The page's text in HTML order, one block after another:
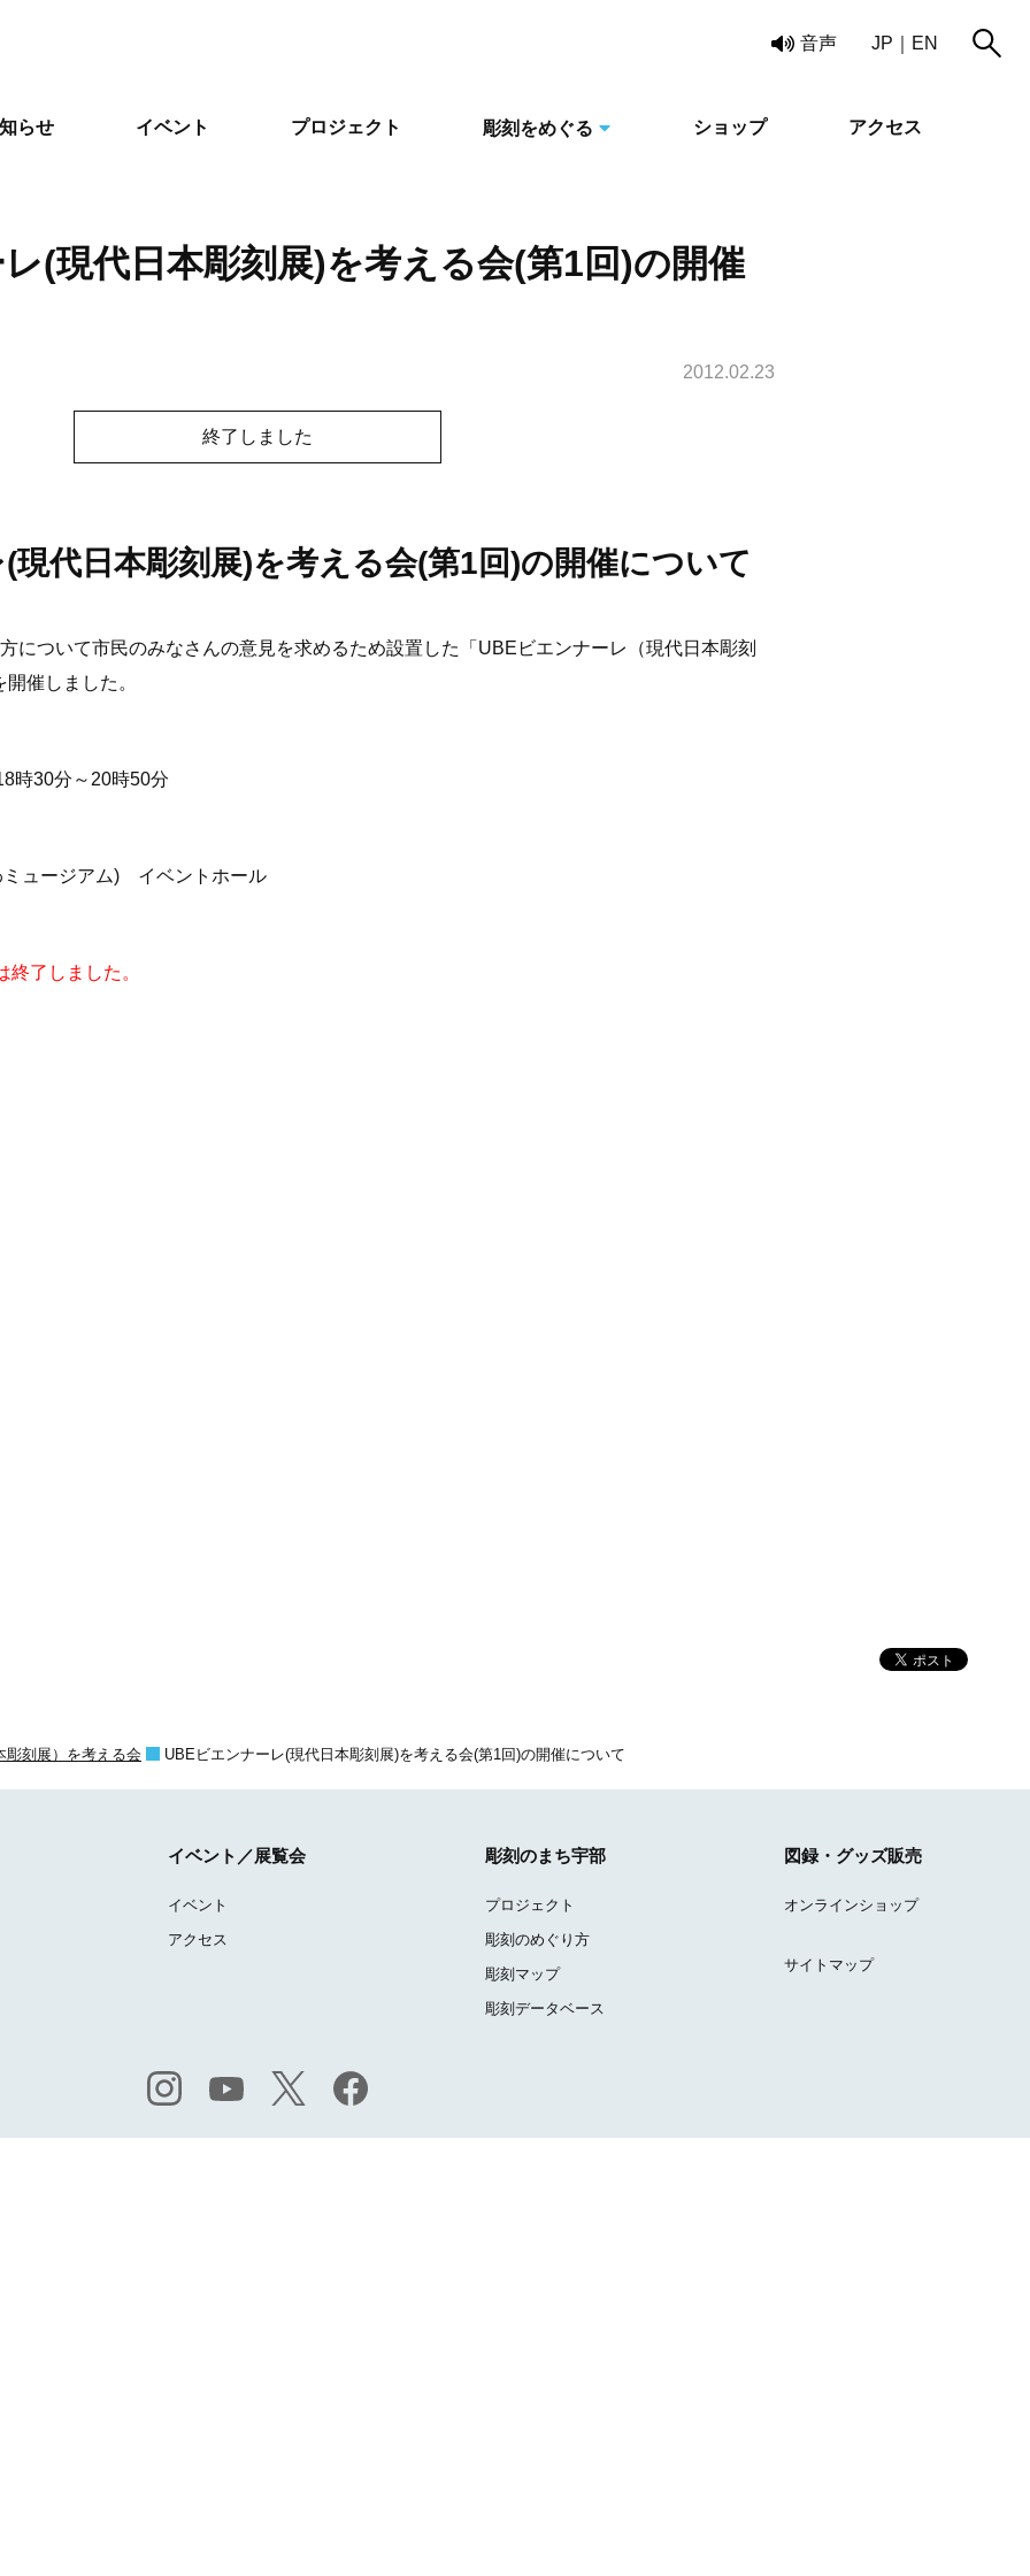
音声読み上げ
JP EN
らせ イベント プロジェクト 彫刻をめぐる ショップ アクセス
(現代日本彫刻展)を考える会(第1回)の開催
2012.02.23
終了しました
現代日本彫刻展)を考える会(第1回)の開催について
について市民のみなさんの意見を求めるため設置した「UBEビエンナーレ（現代日本彫刻
催しました。
時30分～20時50分
ュージアム) イベントホール
了しました。
彫刻展）を考える会 UBEビエンナーレ(現代日本彫刻展)を考える会(第1回)の開催について
イベント／展覧会
イベント
アクセス
彫刻のまち宇部
プロジェクト
彫刻のめぐり方
彫刻マップ
彫刻データベース
図録・グッズ販売
オンラインショップ
サイトマップ